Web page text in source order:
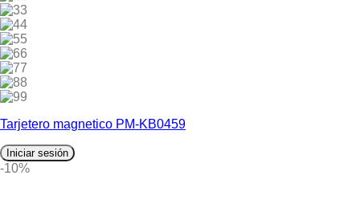
3
4
5
6
7
8
9
Tarjetero magnetico PM-KB0459
Iniciar sesión
-10%